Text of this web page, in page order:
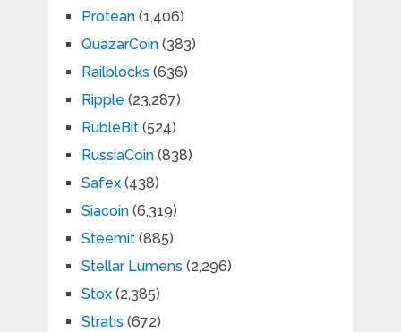
Protean(1,406)
QuazarCoin(383)
Railblocks (636)
Ripple (23,287)
RubleBit(524)
RussiaCoin(838)
Safex(438)
Siacoin(6,319)
Steemit(885)
Stellar Lumens (2,296)
Stox(2,385)
Stratis (672)